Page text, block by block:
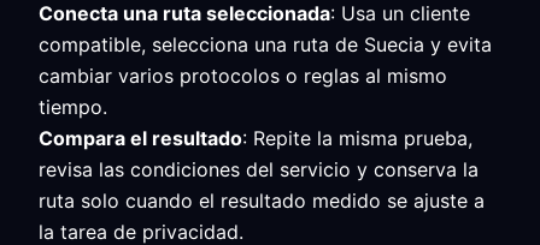
Conecta una ruta seleccionada: Usa un cliente
compatible, selecciona una ruta de Suecia y evita
cambiar varios protocolos o reglas al mismo
tiempo.
Compara el resultado: Repite la misma prueba,
revisa las condiciones del servicio y conserva la
ruta solo cuando el resultado medido se ajuste a
la tarea de privacidad.